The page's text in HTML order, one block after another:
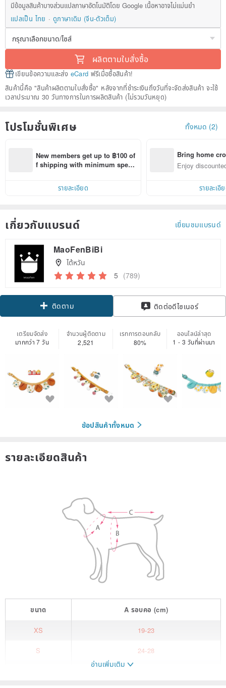
มีข้อมูลสินค้าบางส่วนแปลภาษาอัตโนมัติโดย Google เนื้อหาอาจไม่แม่นยำ
แปลเป็น ไทย
ดูภาษาเดิม (จีน-ตัวเต็ม)
ผลิตตามใบสั่งซื้อ
เขียนข้อความและส่ง eCard ฟรีเมื่อซื้อสินค้า!
สินค้านี้คือ "สินค้าผลิตตามใบสั่งซื้อ" หลังจากที่ชำระเงินถึงวันที่จะจัดส่งสินค้า จะใช้
เวลาประมาณ 30 วันทางการในการผลิตสินค้า (ไม่รวมวันหยุด)
โปรโมชั่นพิเศษ ทั้งหมด (2)
New members get up to ฿100 of
f shipping with minimum spen
within 7 days!
รายละเอียด
Bring home
n with ease
Enjoy
รายละเอี
เกี่ยวกับแบรนด์ เยี่ยมชมแบรนด์
MaoFenBiBi
ไต้หวัน
5 (789)
ติดตาม ติดต่อดีไซเนอร์
เตรียมจัดส่ง
มากกว่า 7 วัน
จำนวนผู้ติดตาม
2,521
เรทการตอบกลับ
80%
ออนไลน์ล่าสุด
1 - 3 วันที่ผ่านมา
ช้อปสินค้าทั้งหมด
รายละเอียดสินค้า
ขนาด A รอบคอ (cm)
XS 19-23
S 24-28
อ่านเพิ่มเติม